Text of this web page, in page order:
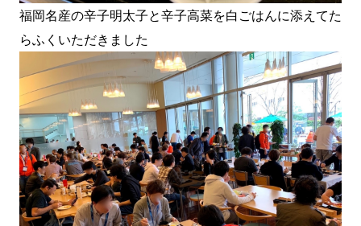
福岡名産の辛子明太子と辛子高菜を白ごはんに添えてた
らふくいただきました